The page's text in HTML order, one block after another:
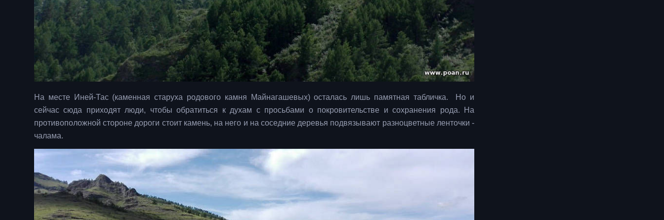
На месте Иней-Тас (каменная старуха родового камня Майнагашевых) осталась лишь памятная табличка. Но и
сейчас сюда приходят люди, чтобы обратиться к духам с просьбами о покровительстве и сохранения рода. На
противоположной стороне дороги стоит камень, на него и на соседние деревья подвязывают разноцветные ленточки -
чалама.